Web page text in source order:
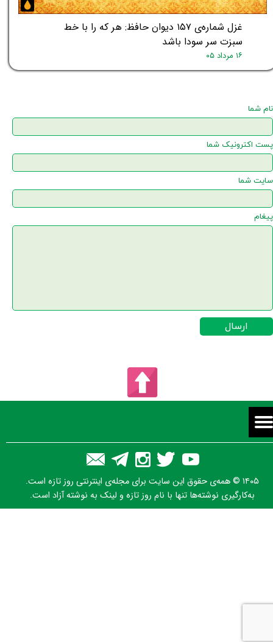
غزل شماره‌ی ۱۵۷ دیوان حافظ: هر که را با خط
سبزت سر سودا باشد
۱۶ مرداد ۰۵
نام شما
پست اکترونیک شما
سایت شما
پیغام
ارسال
۱۴۰۵ © همه‌ی حقوق این سایت برای مجله‌ی اینترنتی روز تازه است.
به‌کارگیری نوشته‌ها تنها با نام روز تازه و لینک به نوشته آزاد است.